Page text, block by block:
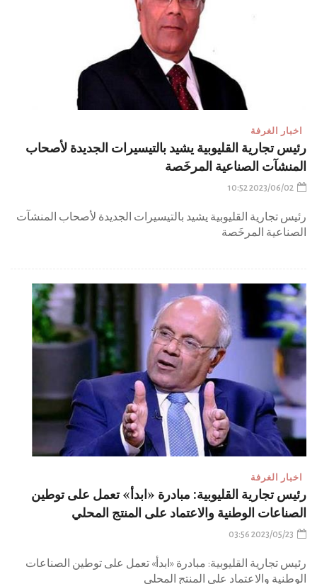
اخبار الغرفة
رئيس تجارية القليوبية يشيد بالتيسيرات الجديدة لأصحاب
المنشآت الصناعية المرخَصة
2023/06/02 10:52
رئيس تجارية القليوبية يشيد بالتيسيرات الجديدة لأصحاب المنشآت
الصناعية المرخَصة
اخبار الغرفة
رئيس تجارية القليوبية: مبادرة «ابدأ» تعمل على توطين
الصناعات الوطنية والاعتماد على المنتج المحلي
2023/05/23 03:56
رئيس تجارية القليوبية: مبادرة «ابدأ» تعمل على توطين الصناعات
الوطنية والاعتماد على المنتج المحلي